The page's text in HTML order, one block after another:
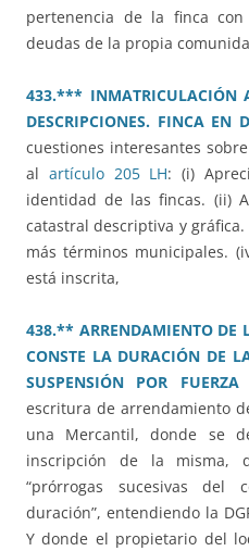
pertenencia de la finca
deudas de la propia
433.*** INMATRICULACIÓN
DESCRIPCIONES. FINCA EN
cuestiones interesantes
al artículo 205 LH: (i)
identidad de las fincas. (ii)
catastral descriptiva y
más términos municipales.
está inscrita,
438.** ARRENDAMIENTO DE
CONSTE LA DURACIÓN DE
SUSPENSIÓN POR FUERZA
escritura de arrendamiento
una Mercantil, donde se
inscripción de la misma,
“prórrogas sucesivas del
duración”, entendiendo la
Y donde el propietario del